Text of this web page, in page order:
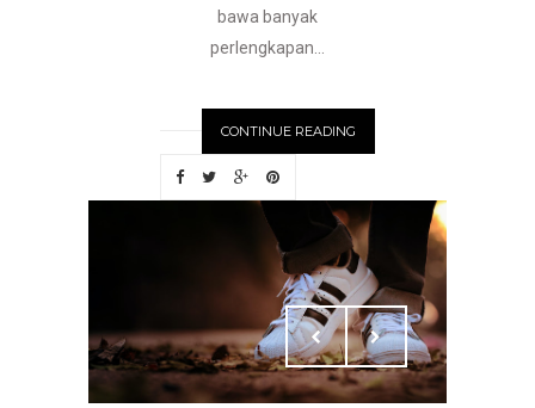
bawa banyak
perlengkapan...
CONTINUE READING